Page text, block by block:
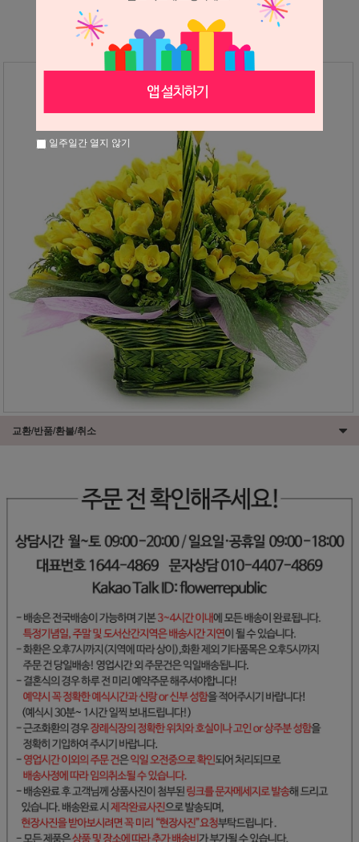
후리지아는
에만 진행가능한 상품입니다.
그 외 시즌에는 다른상품으로 대체 안내드리고 있으니
참고하시어 구매해주시면 감사하겠습니다
교환/반품/환불/취소
일주일간 열지 않기